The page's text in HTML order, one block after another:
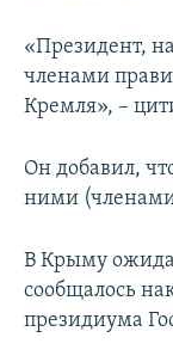
«Президент,
членами
Кремля», –
Он добавил,
ними
В Крыму
сообщалось
президиума